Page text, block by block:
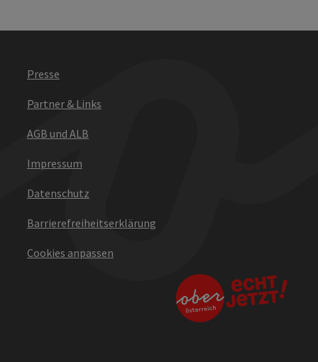
Presse
Partner & Links
AGB und ALB
Impressum
Datenschutz
Barrierefreiheitserklärung
Cookies anpassen